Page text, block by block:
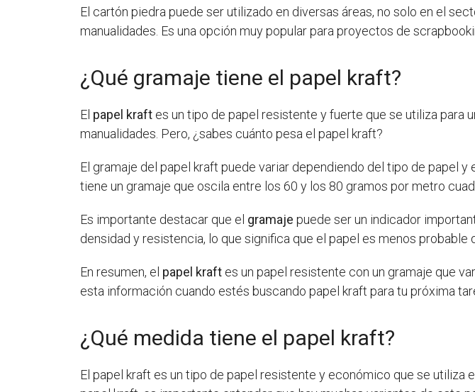
El cartón piedra puede ser utilizado en diversas áreas, no solo en el
manualidades. Es una opción muy popular para proyectos de
¿Qué gramaje tiene el papel kraft?
El papel kraft es un tipo de papel resistente y fuerte que se utiliza para
manualidades. Pero, ¿sabes cuánto pesa el papel kraft?
El gramaje del papel kraft puede variar dependiendo del tipo de papel
tiene un gramaje que oscila entre los 60 y los 80 gramos por metro
Es importante destacar que el gramaje puede ser un indicador
densidad y resistencia, lo que significa que el papel es menos
En resumen, el papel kraft es un papel resistente con un gramaje que
esta información cuando estés buscando papel kraft para tu próxima
¿Qué medida tiene el papel kraft?
El papel kraft es un tipo de papel resistente y económico que se utiliza